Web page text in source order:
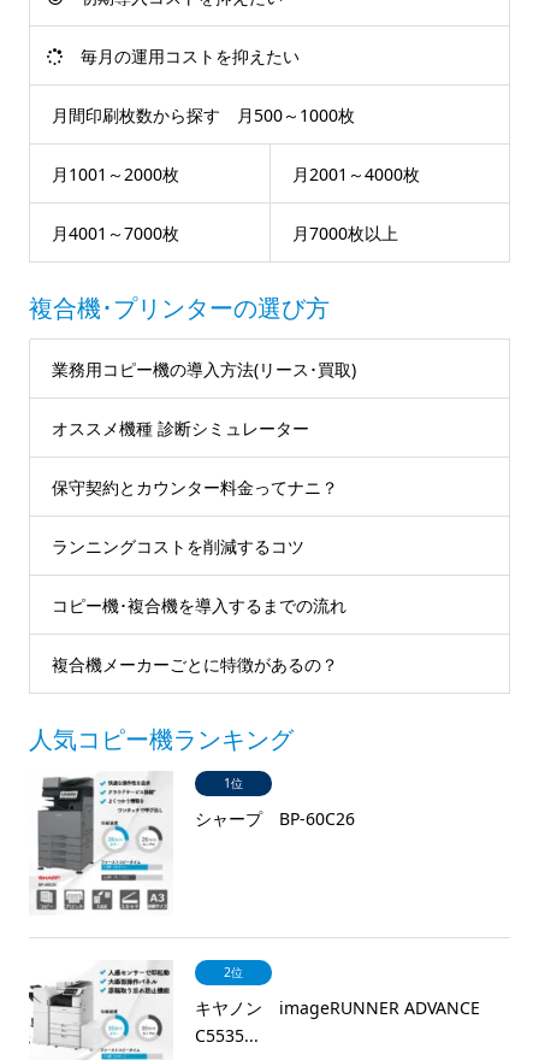
毎月の運用コストを抑えたい
月間印刷枚数から探す 月500～1000枚
月1001～2000枚 月2001～4000枚
月4001～7000枚 月7000枚以上
複合機･プリンターの選び方
業務用コピー機の導入方法(リース･買取)
オススメ機種 診断シミュレーター
保守契約とカウンター料金ってナニ？
ランニングコストを削減するコツ
コピー機･複合機を導入するまでの流れ
複合機メーカーごとに特徴があるの？
人気コピー機ランキング
1位
シャープ BP-60C26
2位
キヤノン imageRUNNER ADVANCE
C5535...